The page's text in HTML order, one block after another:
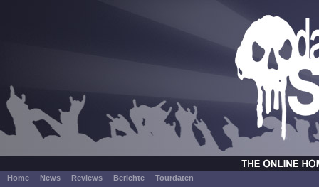
Home News Reviews Berichte Tourdaten